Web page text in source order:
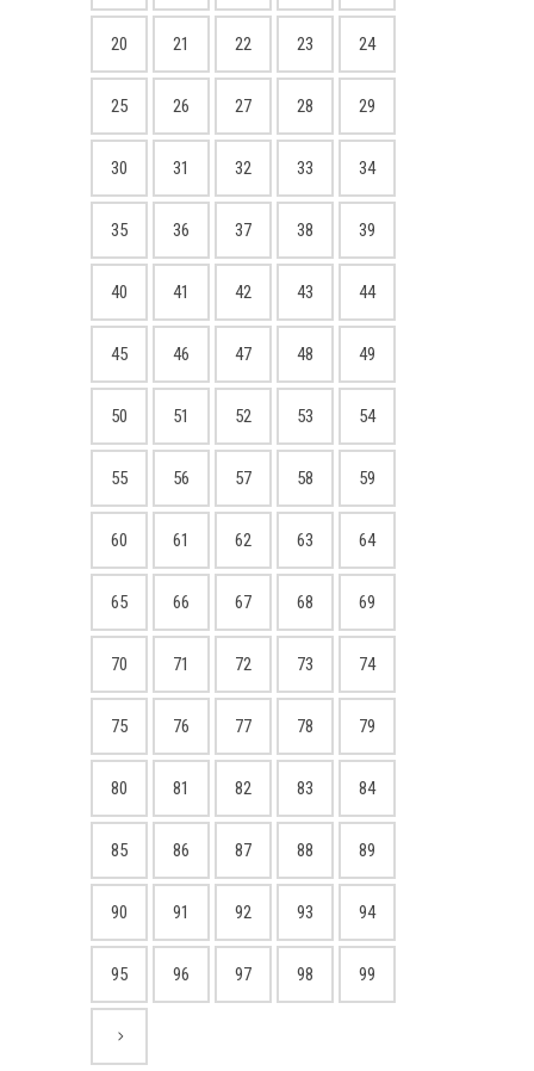
20 21 22 23 24
25 26 27 28 29
30 31 32 33 34
35 36 37 38 39
40 41 42 43 44
45 46 47 48 49
50 51 52 53 54
55 56 57 58 59
60 61 62 63 64
65 66 67 68 69
70 71 72 73 74
75 76 77 78 79
80 81 82 83 84
85 86 87 88 89
90 91 92 93 94
95 96 97 98 99